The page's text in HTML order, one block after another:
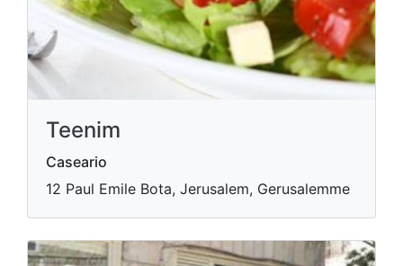
Teenim
Caseario
12 Paul Emile Bota, Jerusalem, Gerusalemme